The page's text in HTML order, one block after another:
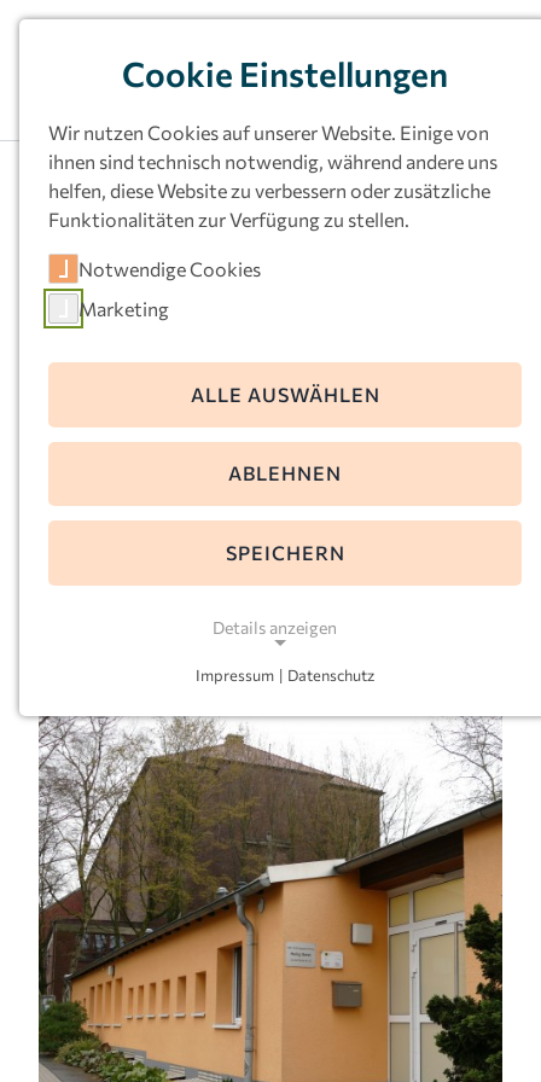
Kath.
Kindertageseinrichtu
ng Heilig Geist,
Dortmund-Mitte
Von der Recke Str. 42
44137 Dortmund
Telefon:
heilig-geist-dortmund@kkoerg.de
Cookie Einstellungen
Wir nutzen Cookies auf unserer Website. Einige von
ihnen sind technisch notwendig, während andere uns
helfen, diese Website zu verbessern oder zusätzliche
Funktionalitäten zur Verfügung zu stellen.
Notwendige Cookies
Marketing
ALLE AUSWÄHLEN
ABLEHNEN
SPEICHERN
Details anzeigen
Notwendige Cookies ermöglichen grundlegende
Funktionen und sind für die einwandfreie Funktion
der Website erforderlich.
Einverständnis-Cookie
Name:
cookie_consent
Zweck:
Dieser Cookie speichert die ausgewählten
Einverständnis-Optionen des Benutzers
Cookie Laufzeit:
Impressum | Datenschutz